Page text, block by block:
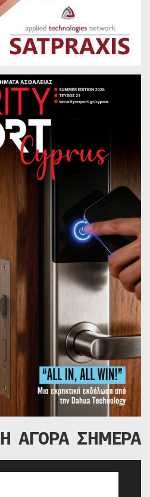
Η ΑΓΟΡΑ ΣΗΜΕΡΑ